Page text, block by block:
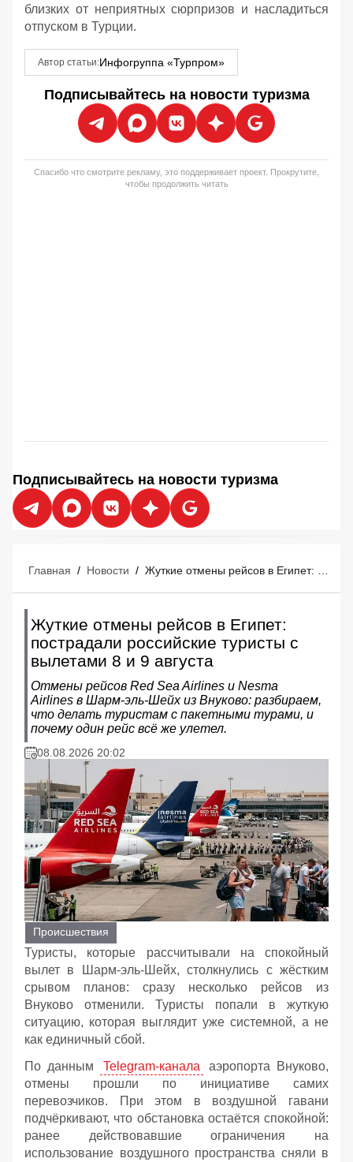
близких от неприятных сюрпризов и насладиться
отпуском в Турции.
Автор статьи:Инфогруппа «Турпром»
Подписывайтесь на новости туризма
Спасибо что смотрите рекламу, это поддерживает проект. Прокрутите,
чтобы продолжить читать
Подписывайтесь на новости туризма
Главная / Новости /
Жуткие отмены рейсов в Египет:
пострадали российские туристы с
вылетами 8 и 9 августа
Отмены рейсов Red Sea Airlines и Nesma
Airlines в Шарм‑эль‑Шейх из Внуково: разбираем,
что делать туристам с пакетными турами, и
почему один рейс всё же улетел.
08.08.2026 20:02
Происшествия
Туристы, которые рассчитывали на спокойный
вылет в Шарм‑эль‑Шейх, столкнулись с жёстким
срывом планов: сразу несколько рейсов из
Внуково отменили. Туристы попали в жуткую
ситуацию, которая выглядит уже системной, а не
как единичный сбой.
По данным
Telegram‑канала
аэропорта Внуково,
отмены прошли по инициативе самих
перевозчиков. При этом в воздушной гавани
подчёркивают, что обстановка остаётся спокойной:
ранее действовавшие ограничения на
использование воздушного пространства сняли в